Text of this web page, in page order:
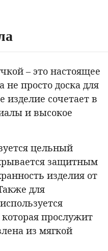
– это настоящее
не просто доска для
изделие сочетает в
и высокое
цельный
защитным
изделия от
для
прослужит
из мягкой